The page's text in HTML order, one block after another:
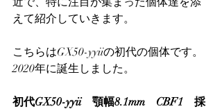
えて紹介していきます。
こちらはGX50-yyiiの初代の個体です。
2020年に誕生しました。
初代GX50-yyii　顎幅8.1mm　CBF1　採